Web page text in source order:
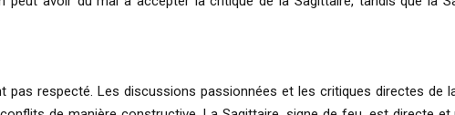
pas respecté. Les discussions passionnées et les critiques directes de